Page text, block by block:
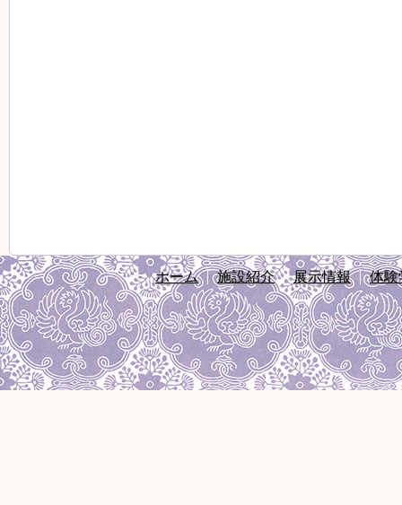
ホーム 施設紹介 展示情報 体験